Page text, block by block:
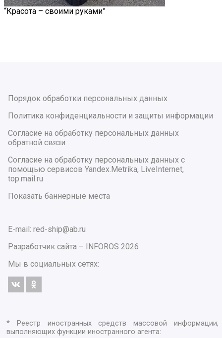
“Красота – своими руками”
Порядок обработки персональных данных
Политика конфиденциальности и защиты информации
Согласие на обработку персональных данных
обратной связи
Согласие на обработку персональных данных с
помощью сервисов Yandex.Metrika, LiveInternet,
top.mail.ru
Показать баннерные места
E-mail: red-ship@ab.ru
Разработчик сайта –
INFOROS 2026
Мы в социальных сетях:
* Реестр иностранных средств массовой информации,
выполняющих функции иностранного агента: